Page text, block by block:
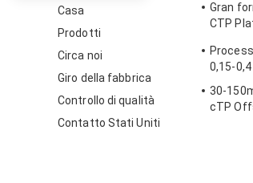
Casa
Prodotti
Circa noi
Giro della fabbrica
Controllo di qualità
Contatto Stati Uniti
Gran
CTP
0,15-
30-
cTP